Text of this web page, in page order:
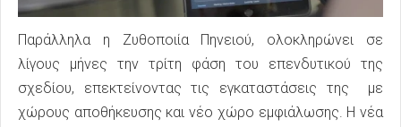
Παράλληλα η Ζυθοποιία Πηνειού, ολοκληρώνει σε
λίγους μήνες την τρίτη φάση του επενδυτικού της
σχεδίου, επεκτείνοντας τις εγκαταστάσεις της με
χώρους αποθήκευσης και νέο χώρο εμφιάλωσης. Η νέα